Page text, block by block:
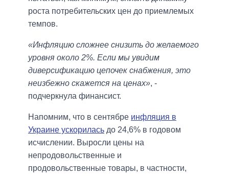
роста потребительских цен до приемлемых
темпов.
«Инфляцию сложнее снизить до желаемого
уровня около 2%. Если мы увидим
диверсификацию цепочек снабжения, это
неизбежно скажется на ценах», -
подчеркнула финансист.
Напомним, что в сентябре инфляция в
Украине ускорилась до 24,6% в годовом
исчислении. Выросли цены на
непродовольственные и
продовольственные товары, в частности,